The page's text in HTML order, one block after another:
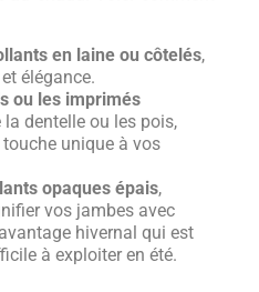
en laine ou côtelés,
élégance.
ou les imprimés
la dentelle ou les pois,
unique à vos
opaques épais,
vos jambes avec
hivernal qui est
à exploiter en été.